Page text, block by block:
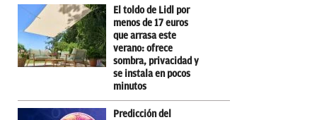
El toldo de Lidl por
menos de 17 euros
que arrasa este
verano: ofrece
sombra, privacidad y
se instala en pocos
minutos
Predicción del